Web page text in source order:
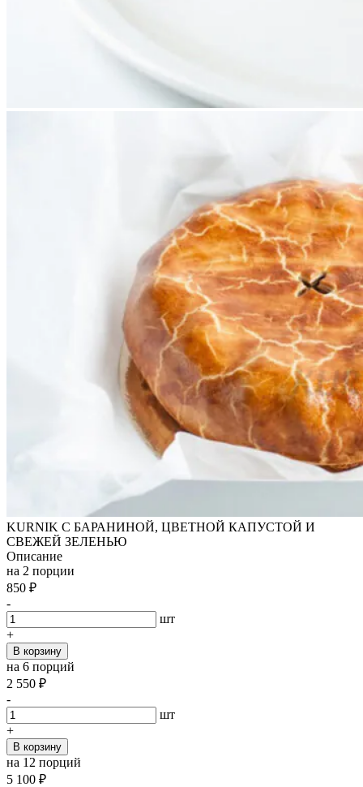
KURNIK С БАРАНИНОЙ, ЦВЕТНОЙ КАПУСТОЙ И
СВЕЖЕЙ ЗЕЛЕНЬЮ
Описание
на 2 порции
850 ₽
-
шт
+
В корзину
на 6 порций
2 550 ₽
-
шт
+
В корзину
на 12 порций
5 100 ₽